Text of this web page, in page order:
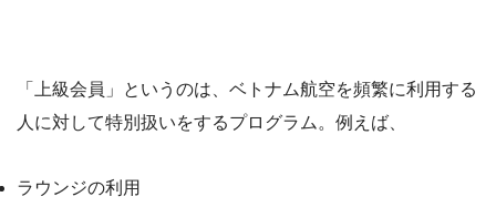
「上級会員」というのは、ベトナム航空を頻繁に利用する
人に対して特別扱いをするプログラム。例えば、
ラウンジの利用